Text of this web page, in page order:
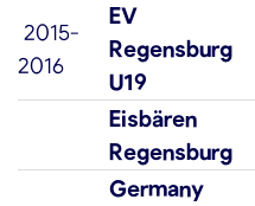
2015-
2016
EV
Regensburg
U19
Eisbären
Regensburg
Germany